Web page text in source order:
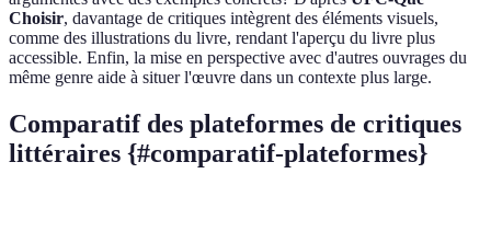
Choisir, davantage de critiques intègrent des éléments visuels,
comme des illustrations du livre, rendant l'aperçu du livre plus
accessible. Enfin, la mise en perspective avec d'autres ouvrages du
même genre aide à situer l'œuvre dans un contexte plus large.
Comparatif des plateformes de critiques
littéraires {#comparatif-plateformes}